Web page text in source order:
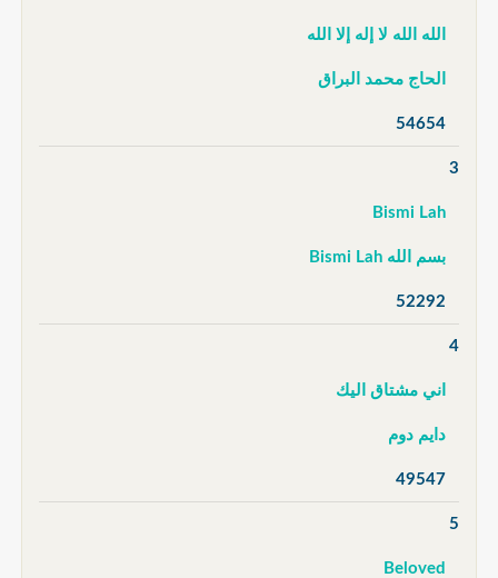
الله الله لا إله إلا الله
الحاج محمد البراق
54654
3
Bismi Lah
بسم الله Bismi Lah
52292
4
اني مشتاق اليك
دايم دوم
49547
5
Beloved